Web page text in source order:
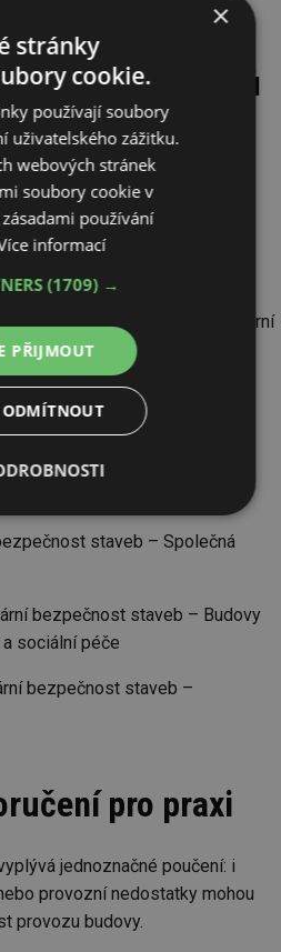
nedostatků
k porušení nejen
povinností dle:
o požární ochraně
o požární prevenci
o technických podmínkách požární
kterou se stanoví technické
kouřotěsných dveří a
staveb – Společná
bezpečnost staveb – Budovy
sociální péče
bezpečnost staveb –
pro praxi
jednoznačné poučení: i
provozní nedostatky mohou
provozu budovy.
×
stránky
cookie.
používají soubory
uživatelského zážitku.
webových stránek
soubory cookie v
používání
informací
(1709) →
PŘIJMOUT
ODMÍTNOUT
soubory
Soubory
cílení
Nezařazené
soubory
Výkonové soubory
soubory
cookie umožňují základní
jako je přihlášení